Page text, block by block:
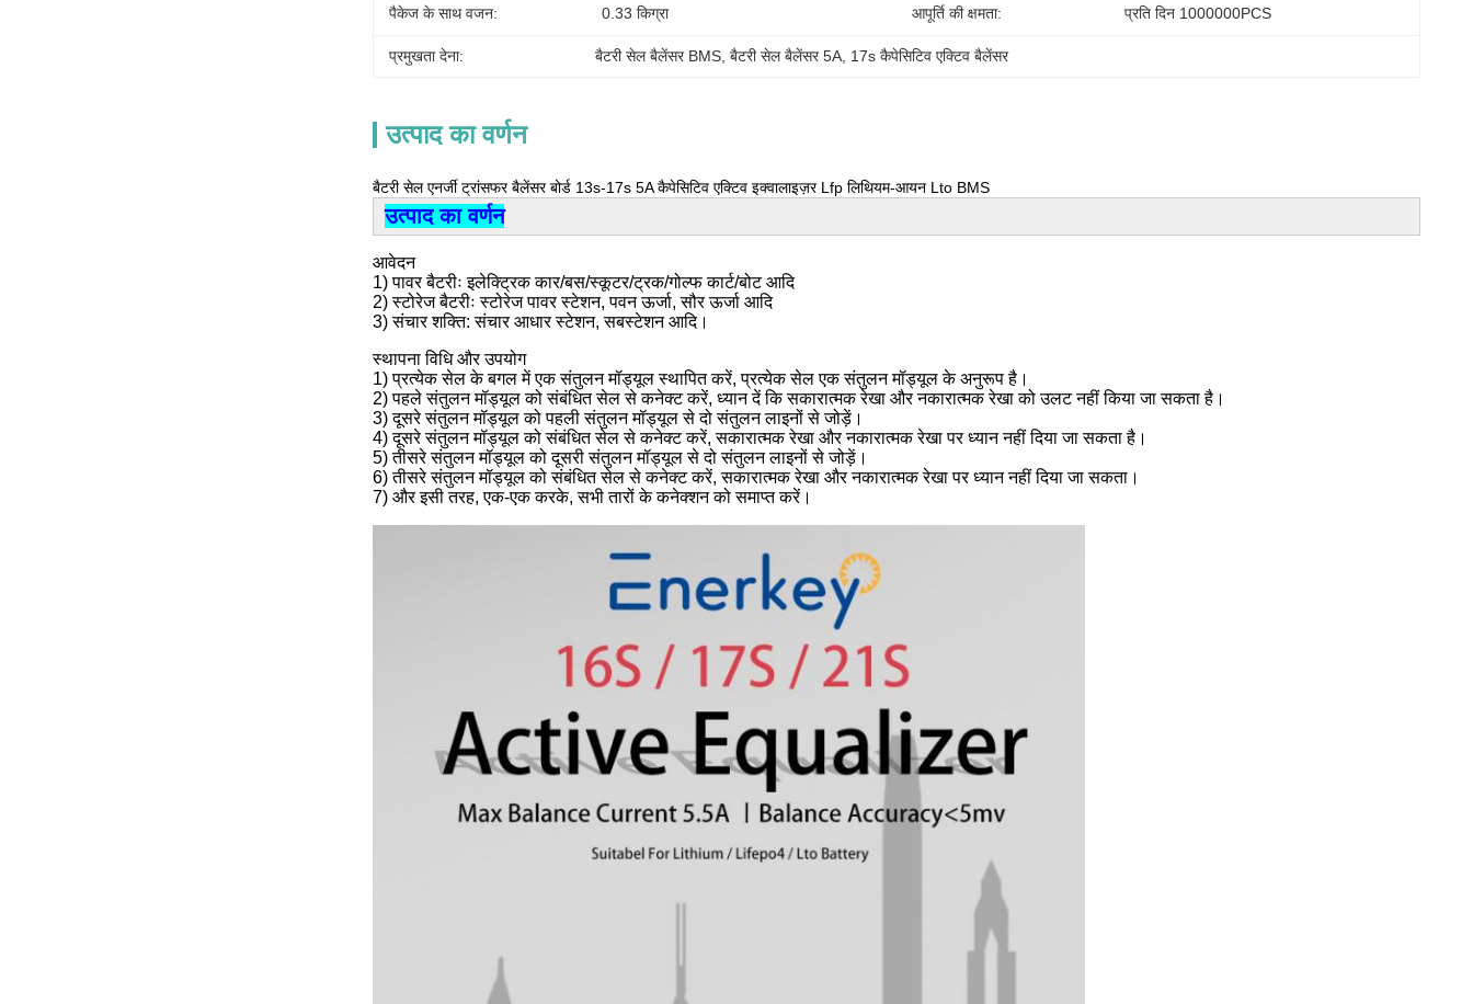
पैकेज के साथ वजन: 0.33 किग्रा आपूर्ति की क्षमता: प्रति दिन 1000000PCS
प्रमुखता देना: बैटरी सेल बैलेंसर BMS , बैटरी सेल बैलेंसर 5A 17s कैपेसिटिव एक्टिव बैलेंसर
उत्पाद का वर्णन
बैटरी सेल एनर्जी ट्रांसफर बैलेंसर बोर्ड 13s-17s 5A कैपेसिटिव एक्टिव इक्वालाइज़र Lfp लिथियम-आयन Lto BMS
उत्पाद का वर्णन
आवेदन
1) पावर बैटरीः इलेक्ट्रिक कार/बस/स्कूटर/ट्रक/गोल्फ कार्ट/बोट आदि
2) स्टोरेज बैटरीः स्टोरेज पावर स्टेशन, पवन ऊर्जा, सौर ऊर्जा आदि
3) संचार शक्ति: संचार आधार स्टेशन, सबस्टेशन आदि।
स्थापना विधि और उपयोग
1) प्रत्येक सेल के बगल में एक संतुलन मॉड्यूल स्थापित करें, प्रत्येक सेल एक संतुलन मॉड्यूल के अनुरूप है।
2) पहले संतुलन मॉड्यूल को संबंधित सेल से कनेक्ट करें, ध्यान दें कि सकारात्मक रेखा और नकारात्मक रेखा को उलट नहीं किया जा सकता है।
3) दूसरे संतुलन मॉड्यूल को पहली संतुलन मॉड्यूल से दो संतुलन लाइनों से जोड़ें।
4) दूसरे संतुलन मॉड्यूल को संबंधित सेल से कनेक्ट करें, सकारात्मक रेखा और नकारात्मक रेखा पर ध्यान नहीं दिया जा सकता है।
5) तीसरे संतुलन मॉड्यूल को दूसरी संतुलन मॉड्यूल से दो संतुलन लाइनों से जोड़ें।
6) तीसरे संतुलन मॉड्यूल को संबंधित सेल से कनेक्ट करें, सकारात्मक रेखा और नकारात्मक रेखा पर ध्यान नहीं दिया जा सकता।
7) और इसी तरह, एक-एक करके, सभी तारों के कनेक्शन को समाप्त करें।